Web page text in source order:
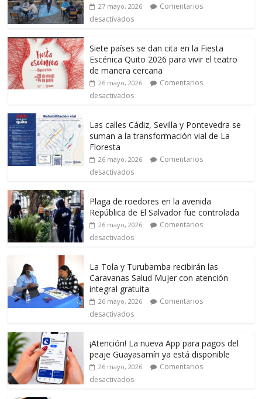
27 mayo, 2026
Comentarios
desactivados
Siete países se dan cita en la Fiesta
Escénica Quito 2026 para vivir el teatro
de manera cercana
26 mayo, 2026
Comentarios
desactivados
Las calles Cádiz, Sevilla y Pontevedra se
suman a la transformación vial de La
Floresta
26 mayo, 2026
Comentarios
desactivados
Plaga de roedores en la avenida
República de El Salvador fue controlada
26 mayo, 2026
Comentarios
desactivados
La Tola y Turubamba recibirán las
Caravanas Salud Mujer con atención
integral gratuita
26 mayo, 2026
Comentarios
desactivados
¡Atención! La nueva App para pagos del
peaje Guayasamín ya está disponible
26 mayo, 2026
Comentarios
desactivados